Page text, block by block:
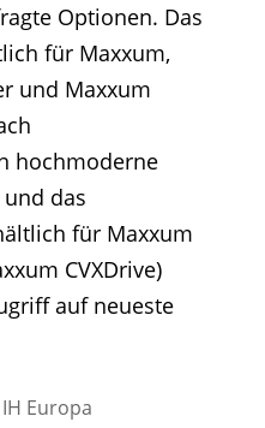
Optionen. Das
für Maxxum,
und Maxxum
hochmoderne
das
für Maxxum
CVXDrive)
auf neueste
Europa